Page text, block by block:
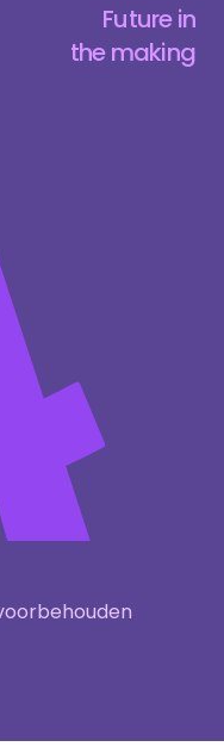
Future in
the making